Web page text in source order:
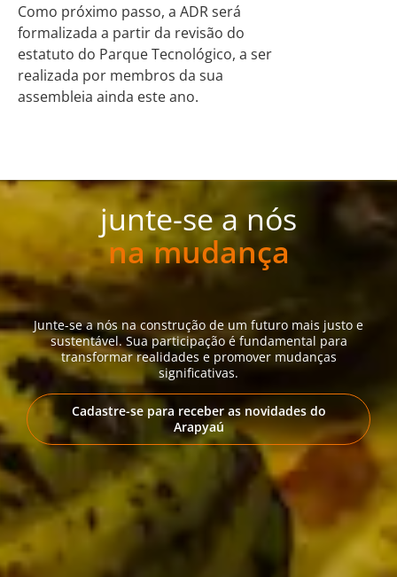
Como próximo passo, a ADR será
formalizada a partir da revisão do
estatuto do Parque Tecnológico, a ser
realizada por membros da sua
assembleia ainda este ano.
junte-se a nós
na mudança
Junte-se a nós na construção de um futuro mais justo e
sustentável. Sua participação é fundamental para
transformar realidades e promover mudanças
significativas.
Cadastre-se para receber as novidades do
Arapyaú